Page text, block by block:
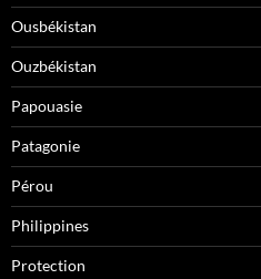
Ousbékistan
Ouzbékistan
Papouasie
Patagonie
Pérou
Philippines
Protection